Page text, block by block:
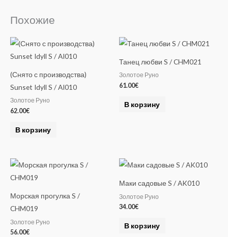
Похожие
(Снято с производства)
Sunset Idyll S / AI010
Золотое Руно
62.00€
В корзину
Танец любви S / CHM021
Золотое Руно
61.00€
В корзину
Морская прогулка S /
CHM019
Золотое Руно
56.00€
Маки садовые S / AK010
Золотое Руно
34.00€
В корзину